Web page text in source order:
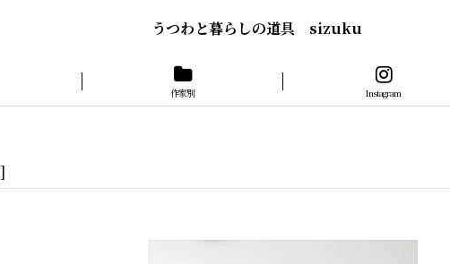
うつわと暮らしの道具 sizuku
作家別 Instagram
]